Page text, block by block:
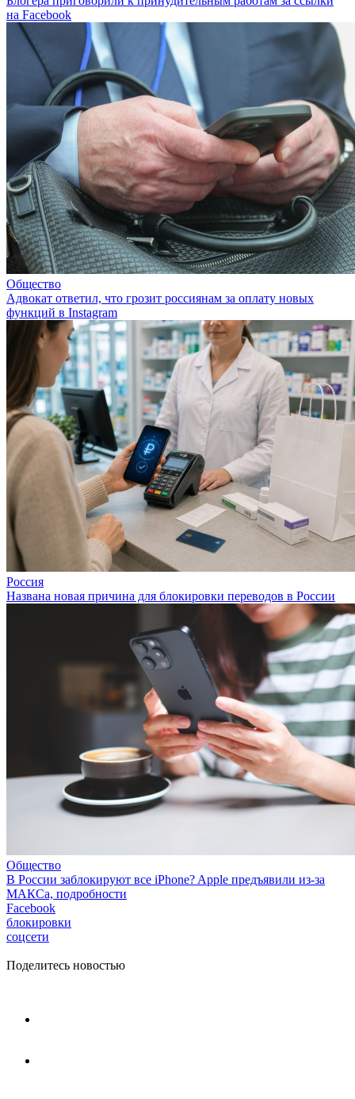
на Facebook
Общество
Адвокат ответил, что грозит россиянам за оплату новых
функций в Instagram
Россия
Названа новая причина для блокировки переводов в России
Общество
В России заблокируют все iPhone? Apple предъявили из-за
МАКСа, подробности
Facebook
блокировки
соцсети
Поделитесь новостью